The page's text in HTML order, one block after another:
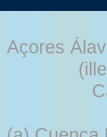
Açores